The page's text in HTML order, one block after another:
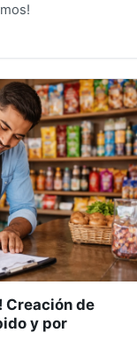
Creación de
y por